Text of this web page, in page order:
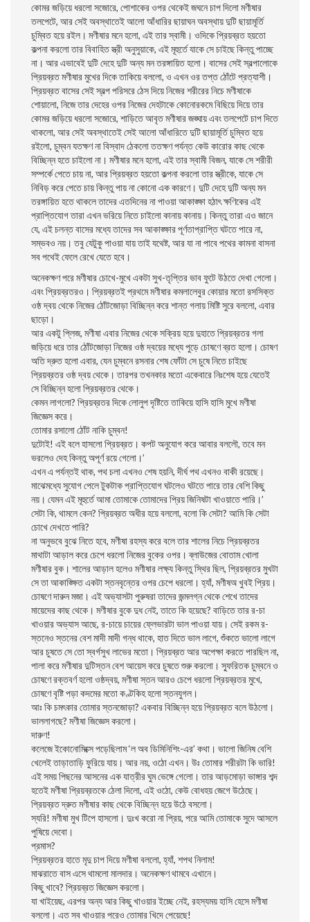
কোমর জড়িয়ে ধরলো সজোরে, পোশাকের ওপর থেকেই জঘনে চাপ দিলো মণীষার
তলপেটে, আর সেই অবস্থাতেই আলো আঁধারির ছায়াঘন অবস্থায় দুটি ছায়ামূর্তি
চুম্বিত হয়ে রইল। মণীষার মনে হলো, এই তার স্বামী। ওদিকে প্রিয়ব্রত হয়তো
কল্পনা করলো তার বিবাহিত স্ত্রী অনুসুয়াকে, এই মূহুর্তে যাকে সে চাইছে কিন্তু পাচ্ছে
না। আর এভাবেই দুটি দেহে দুটি অন্য মন তরঙ্গায়িত হলো। বাসের সেই স্বল্পালোকে
প্রিয়ব্রত মণীষার মুখের দিকে তাকিয়ে বললো, ও এখন ওর তপ্ত ঠোঁটে প্রত্যাশী।
প্রিয়ব্রত বাসের সেই স্বল্প পরিসরে ঠেস দিয়ে নিজের শরীরের নিচে মণীষাকে
শোয়ালো, নিজে তার দেহের ওপর নিজের দেহটাকে কোনোরকমে বিছিয়ে দিয়ে তার
কোমর জড়িয়ে ধরলো সজোরে, শাড়িতে আবৃত মণীষার জঙ্ঘায় এবং তলপেটে চাপ দিতে
থাকলো, আর সেই অবস্থাতেই সেই আলো আঁধারিতে দুটি ছায়ামূর্তি চুম্বিত হয়ে
রইলো, চুম্বন যতক্ষণ না বিস্বাদ ঠেকলো ততক্ষণ পর্যন্ত কেউ কারোর কাছ থেকে
বিচ্ছিন্ন হতে চাইলো না। মণীষার মনে হলো, এই তার স্বামী বিজন, যাকে সে শরীরী
সম্পর্কে পেতে চায় না, আর প্রিয়ব্রত হয়তো কল্পনা করলো তার স্ত্রীকে, যাকে সে
নিবিড় করে পেতে চায় কিন্তু পায় না কোনো এক কারণে। দুটি দেহে দুটি অন্য মন
তরঙ্গায়িত হতে থাকলে তাদের এতদিনের না পাওয়া আকাঙ্ক্ষা হঠাৎ ক্ষণিকের এই
প্রাপ্তিযোগ তারা এখন ভরিয়ে নিতে চাইলো কানায় কানায়। কিন্তু তারা এও জানে
যে, এই চলন্ত বাসের মধ্যে তাদের সব আকাঙ্ক্ষার পূর্ণতাপ্রাপ্তি ঘটতে পারে না,
সম্ভবও নয়। তবু যেটুকু পাওয়া যায় তাই যথেষ্ট, আর যা না পাবে পথের কামনা বাসনা
সব পথেই ফেলে রেখে যেতে হবে।
অনেকক্ষণ পরে মণীষার চোখে-মুখে একটা সুখ-তৃপ্তির ভাব ফুটে উঠতে দেখা গেলো।
এবং প্রিয়ব্রতরও। প্রিয়ব্রতই প্রথমে মণীষার কমলালেবুর কোয়ার মতো রসসিক্ত
ওষ্ঠ দ্বয় থেকে নিজের ঠোঁটজোড়া বিচ্ছিন্ন করে শান্ত গলায় মিষ্টি সুরে বললো, এবার
ছাড়ো।
আর একটু প্লিজ, মণীষা এবার নিজের থেকে সক্রিয় হয়ে দুহাতে প্রিয়ব্রতর গলা
জড়িয়ে ধরে তার ঠোঁটজোড়া নিজের ওষ্ঠ দ্বয়ের মধ্যে পুড়ে চোষণে ব্রত হলো। চোষণ
অতি দ্রুত হলো এবার, যেন চুম্বনে রসনার শেষ ফোঁটা সে চুষে নিতে চাইছে
প্রিয়ব্রতর ওষ্ঠ দ্বয় থেকে। তারপর তখনকার মতো একেবারে নিঃশেষ হয়ে যেতেই
সে বিচ্ছিন্ন হলো প্রিয়ব্রতর থেকে।
কেমন লাগলো? প্রিয়ব্রতর দিকে লোলুপ দৃষ্টিতে তাকিয়ে হাসি হাসি মুখে মণীষা
জিজ্ঞেস করে।
তোমার রসালো ঠোঁট নাকি চুম্বন!
দুটোই! এই বলে হাসলো প্রিয়ব্রত। কপট অনুযোগ করে আবার বললৌ, তবে মন
ভরলেও দেহ কিন্তু অপূর্ণ রয়ে গেলো।’
এখন এ পর্যন্তই থাক, পথ চলা এখনও শেষ হয়নি, দীর্ঘ পথ এখনও বাকী রয়েছে।
মাঝেমধ্যে সুযোগ পেলে টুকটাক প্রাপ্তিযোগ ঘটলেও ঘটতে পারে তার বেশি কিছু
নয়। যেমন এই মূহুর্তে আমা তোমাকে তোমাদের প্রিয় জিনিষটা খাওয়াতে পারি।’
সেটা কি, থামলে কেন? প্রিয়ব্রত অধীর হয়ে বললো, বলো কি সেটা? আমি কি সেটা
চোখে দেখতে পারি?
না অনুভবে বুঝে নিতে হবে, মণীষা রহস্য করে বলে তার শালের নিচে প্রিয়ব্রতর
মাথাটা আড়াল করে চেপে ধরলো নিজের বুকের ওপর। ব্লাউজের বোতাম খোলা
মণীষার বুক। শালের আড়াল হলেও মণীষার লক্ষ্য কিন্তু স্থির ছিল, প্রিয়ব্রতর মুখটা
সে তা আকাঙ্ক্ষিত একটা স্তনবৃন্তের ওপর চেপে ধরলো। হ্যাঁ, মণীষঅ খুবই প্রিয়।
চোষণে দারুন মজা। এই অভ্যাসটা পুরুষরা তাদের জন্মলগ্ন থেকে শেখে তাদের
মায়েদের কাছ থেকে। মণীষার বুকে দুধ নেই, তাতে কি হয়েছে? বাড়িতে তার র-চা
খাওয়ার অভ্যাস আছে, র-চায়ে চায়ের ফ্লেভারটা ভাল পাওয়া যায়। সেই রকম র-
স্তনেও স্তনের বেশ মাদী মাদী গন্ধ থাকে, হাত দিতে ভাল লাগে, শুঁকতে ভালো লাগে
আর চুষতে সে তো স্বর্গসুখ লাভের মতো। প্রিয়ব্রত আর অপেক্ষা করতে পারছিল না,
পালা করে মণীষার দুটিস্তন বেশ আয়েস করে চুষতে শুরু করলো। স্ফুরিতক চুম্বনে ও
চোষণে রক্তবর্ণ হলো ওষ্ঠদ্বয়, মণীষা স্তন আরও চেপে ধরলো প্রিয়ব্রতর মুখে,
চোষণে বৃষ্টি পড়া কদমের মতো কণ্টকিহ হলো স্তনযুগল।
আঃ কি চমৎকার তোমার স্তনজোড়া? একবার বিচ্ছিন্ন হয়ে প্রিয়ব্রত বলে উঠলো।
ভাললাগছে? মণীষা জিজ্ঞেস করলো।
দারুণ!
কলেজে ইকোনোমিক্সে পড়েছিলাম ‘ল অব ডিমিনিশিং-এর’ কথা। ভালো জিনিষ বেশি
খেলেই তাড়াতাড়ি ফুরিয়ে যায়। আর নয়, ওঠো এখন। উঃ তোমার শরীরটা কি ভারি!
এই সময় পিছনের আসনের এক যাত্রীর ঘুম ভেঙ্গে গেলো। তার আড়মোড়া ভাঙ্গার শব্দ
হতেই মণীষা প্রিয়ব্রতকে ঠেলা দিলো, এই ওঠো, কেউ বোধহয় জেগে উঠেছে।
প্রিয়ব্রত দ্রুত মণীষার কাছ থেকে বিচ্ছিন্ন হয়ে উঠে বসলো।
স্যরি! মণীষা মুখ টিপে হাসলো। দুঃখ করো না প্রিয়, পরে আমি তোমাকে সুদে আসলে
পুষিয়ে দেবো।
প্রমাস?
প্রিয়ব্রতর হাতে মৃদু চাপ দিয়ে মণীষা বললো, হ্যাঁ, শপথ নিলাম!
মাঝরাতে বাস এসে থামলো মালদার। অনেকক্ষণ থামবে এখানে।
কিছু খাবে? প্রিয়ব্রত জিজ্ঞেস করলো।
যা খাইয়েছ, এরপর অন্য আর কিছু খাওয়ার ইচ্ছে নেই, রহস্যময় হাসি হেসে মণীষা
বললো। এত সব খাওয়ার পরেও তোমার খিদে পেয়েছে!